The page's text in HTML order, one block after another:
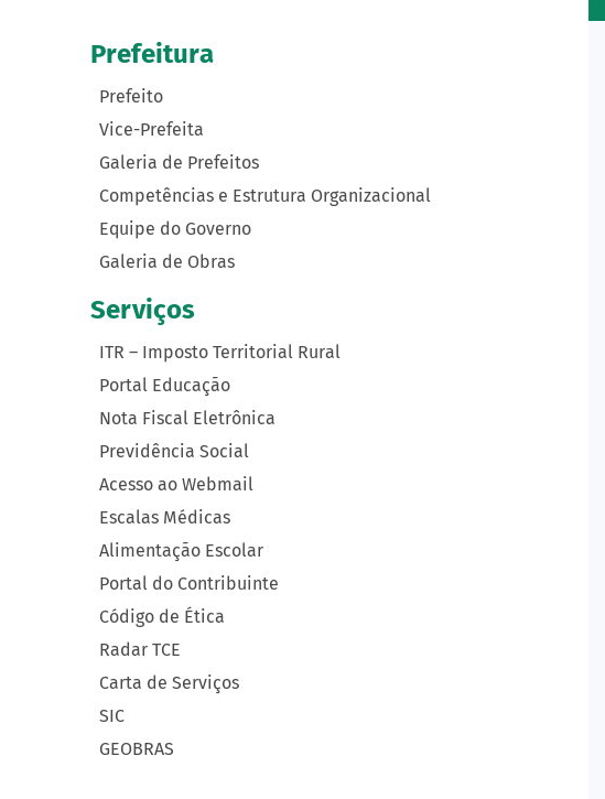
Prefeitura
Prefeito
Vice-Prefeita
Galeria de Prefeitos
Competências e Estrutura Organizacional
Equipe do Governo
Galeria de Obras
Serviços
ITR – Imposto Territorial Rural
Portal Educação
Nota Fiscal Eletrônica
Previdência Social
Acesso ao Webmail
Escalas Médicas
Alimentação Escolar
Portal do Contribuinte
Código de Ética
Radar TCE
Carta de Serviços
SIC
GEOBRAS